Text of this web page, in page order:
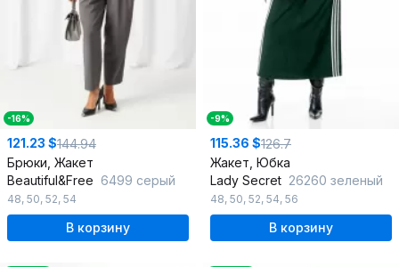
-16%
121.23 $144.94
Брюки, Жакет
Beautiful&Free 6499 серый
48, 50, 52, 54
В корзину
-9%
115.36 $126.7
Жакет, Юбка
Lady Secret 26260 зеленый
48, 50, 52, 54, 56
В корзину